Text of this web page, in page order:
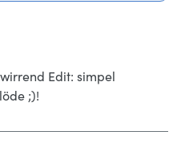
Edit: simpel
;)!